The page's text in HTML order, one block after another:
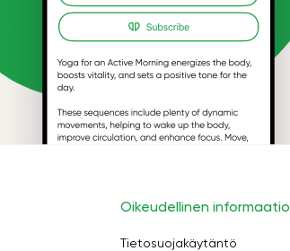
Oikeudellinen informaatio
Tietosuojakäytäntö